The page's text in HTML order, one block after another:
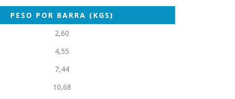
PESO POR BARRA (KGS)
2,60
4,55
7,44
10,68